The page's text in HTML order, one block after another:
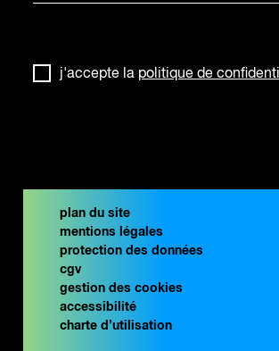
j'accepte la politique de
plan du site
mentions légales
protection des données
cgv
gestion des cookies
accessibilité
charte d’utilisation